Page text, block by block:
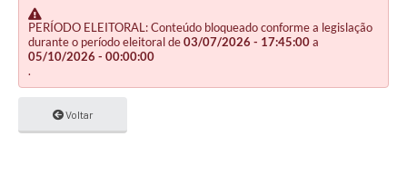
PERÍODO ELEITORAL: Conteúdo bloqueado conforme a legislação
durante o período eleitoral de03/07/2026 - 17:45:00a
05/10/2026 - 00:00:00
.
Voltar